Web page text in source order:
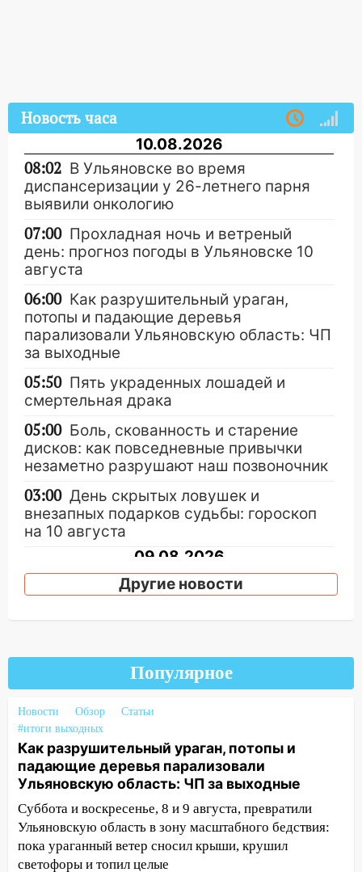
Новость часа
10.08.2026
08:02 В Ульяновске во время
диспансеризации у 26-летнего парня
выявили онкологию
07:00 Прохладная ночь и ветреный
день: прогноз погоды в Ульяновске 10
августа
06:00 Как разрушительный ураган,
потопы и падающие деревья
парализовали Ульяновскую область: ЧП
за выходные
05:50 Пять украденных лошадей и
смертельная драка
05:00 Боль, скованность и старение
дисков: как повседневные привычки
незаметно разрушают наш позвоночник
03:00 День скрытых ловушек и
внезапных подарков судьбы: гороскоп
на 10 августа
09.08.2026
21:58
В Ульяновске около «нового»
моста утопили автомобиль «Вольво»
человека на Волге и транспортный
19:43
Из-за ураганного ветра упали
деревья в парке «Победы»
18:00 Пепелище на Балтийской: в
Заволжье ульяновские спасатели
ликвидировали крупный пожар
17:15 Прогноз погоды на 10 августа в
Ульяновской области
Другие новости
Популярное
Новости Обзор
Статьи
#итоги выходных
Как разрушительный ураган, потопы и
падающие деревья парализовали
Ульяновскую область: ЧП за выходные
Суббота и воскресенье, 8 и 9 августа, превратили
Ульяновскую область в зону масштабного бедствия:
пока ураганный ветер сносил крыши, крушил
светофоры и топил целые